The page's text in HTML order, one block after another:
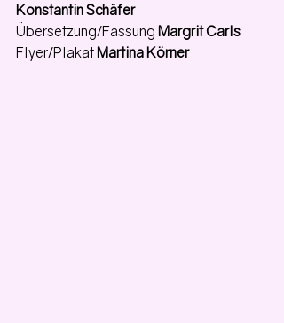
Konstantin Schäfer
Übersetzung/Fassung Margrit Carls
Flyer/Plakat Martina Körner